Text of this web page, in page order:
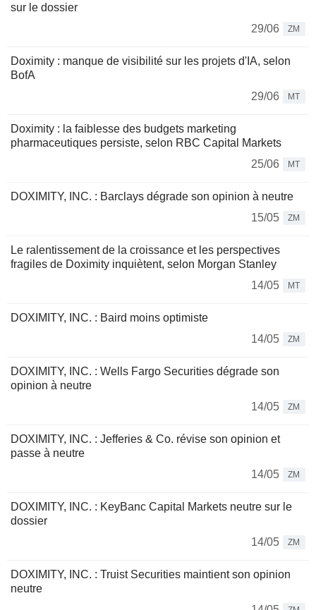
sur le dossier
29/06
ZM
Doximity : manque de visibilité sur les projets d'IA, selon
BofA
29/06
MT
Doximity : la faiblesse des budgets marketing
pharmaceutiques persiste, selon RBC Capital Markets
25/06
MT
DOXIMITY, INC. : Barclays dégrade son opinion à neutre
15/05
ZM
Le ralentissement de la croissance et les perspectives
fragiles de Doximity inquiètent, selon Morgan Stanley
14/05
MT
DOXIMITY, INC. : Baird moins optimiste
14/05
ZM
DOXIMITY, INC. : Wells Fargo Securities dégrade son
opinion à neutre
14/05
ZM
DOXIMITY, INC. : Jefferies & Co. révise son opinion et
passe à neutre
14/05
ZM
DOXIMITY, INC. : KeyBanc Capital Markets neutre sur le
dossier
14/05
ZM
DOXIMITY, INC. : Truist Securities maintient son opinion
neutre